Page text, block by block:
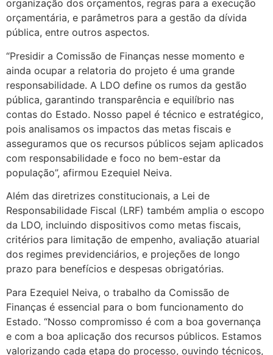
organização dos orçamentos, regras para a execução
orçamentária, e parâmetros para a gestão da dívida
pública, entre outros aspectos.
“Presidir a Comissão de Finanças nesse momento e
ainda ocupar a relatoria do projeto é uma grande
responsabilidade. A LDO define os rumos da gestão
pública, garantindo transparência e equilíbrio nas
contas do Estado. Nosso papel é técnico e estratégico,
pois analisamos os impactos das metas fiscais e
asseguramos que os recursos públicos sejam aplicados
com responsabilidade e foco no bem-estar da
população”, afirmou Ezequiel Neiva.
Além das diretrizes constitucionais, a Lei de
Responsabilidade Fiscal (LRF) também amplia o escopo
da LDO, incluindo dispositivos como metas fiscais,
critérios para limitação de empenho, avaliação atuarial
dos regimes previdenciários, e projeções de longo
prazo para benefícios e despesas obrigatórias.
Para Ezequiel Neiva, o trabalho da Comissão de
Finanças é essencial para o bom funcionamento do
Estado. “Nosso compromisso é com a boa governança
e com a boa aplicação dos recursos públicos. Estamos
valorizando cada etapa do processo, ouvindo técnicos,